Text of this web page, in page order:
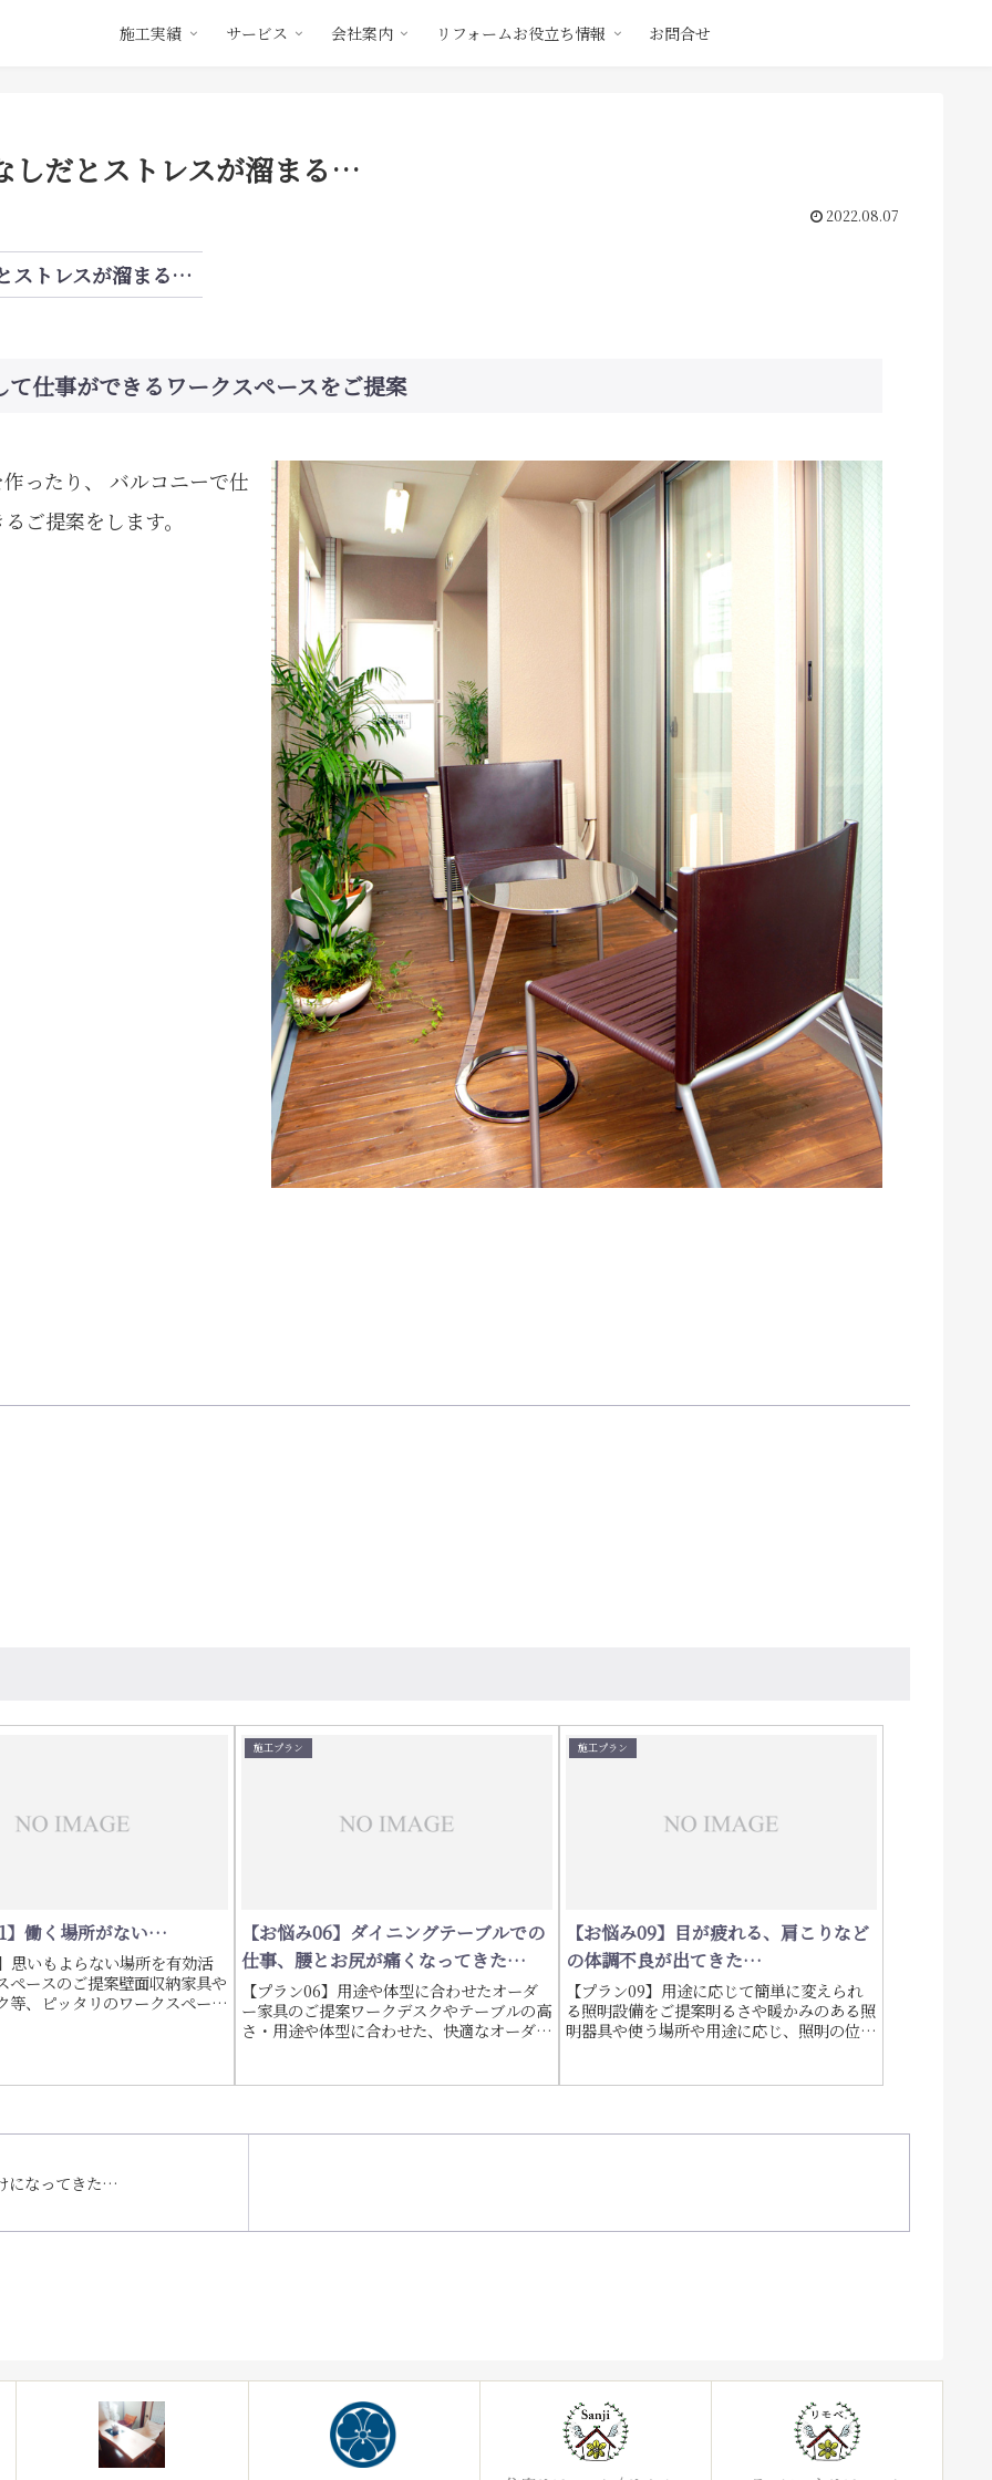
施工実績 サービス 会社案内 リフォームお役立ち情報 お問合せ
しだとストレスが溜まる…
2022.08.07
ストレスが溜まる…
て仕事ができるワークスペースをご提案
ったり、 バルコニーで仕
ご提案をします。
】働く場所がない…
思いもよらない場所を有効活
ペースのご提案壁面収納家具や
等、ピッタリのワークスペース
施工プラン
【お悩み06】ダイニングテーブルでの
仕事、腰とお尻が痛くなってきた…
【プラン06】用途や体型に合わせたオーダ
ー家具のご提案ワークデスクやテーブルの高
さ・用途や体型に合わせた、快適なオーダー
施工プラン
【お悩み09】目が疲れる、肩こりなど
の体調不良が出てきた…
【プラン09】用途に応じて簡単に変えられ
る照明設備をご提案明るさや暖かみのある照
明器具や使う場所や用途に応じ、照明の位置
になってきた…